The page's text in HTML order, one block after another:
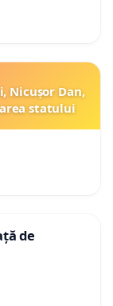
Nicușor Dan,
statului
de